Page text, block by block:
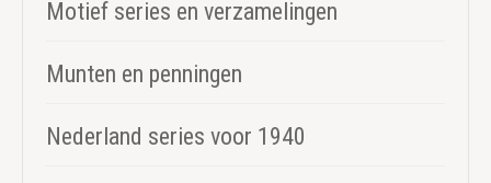
Motief series en verzamelingen
Munten en penningen
Nederland series voor 1940